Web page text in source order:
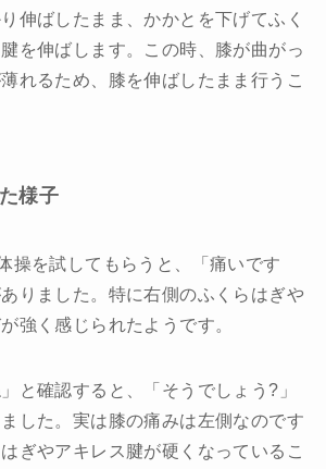
伸ばしたまま、かかとを下げてふく
を伸ばします。この時、膝が曲がっ
れるため、膝を伸ばしたまま行うこ
様子
操を試してもらうと、「痛いです
りました。特に右側のふくらはぎや
強く感じられたようです。
と確認すると、「そうでしょう?」
した。実は膝の痛みは左側なのです
ぎやアキレス腱が硬くなっているこ